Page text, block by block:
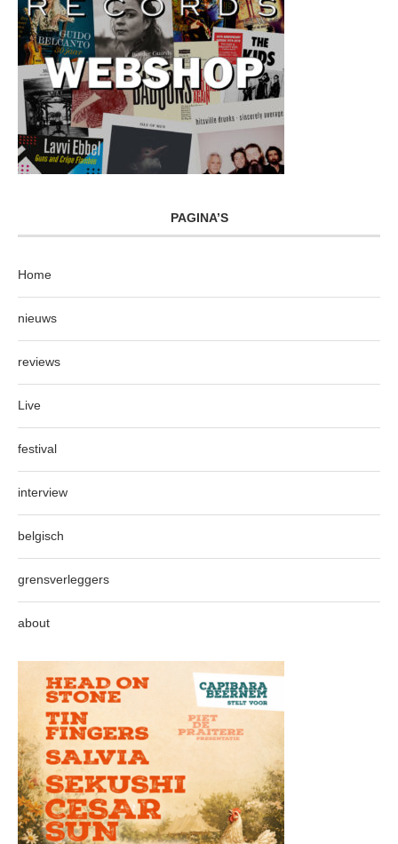
PAGINA’S
Home
nieuws
reviews
Live
festival
interview
belgisch
grensverleggers
about